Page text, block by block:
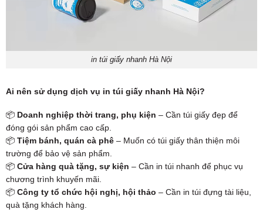
in túi giấy nhanh Hà Nội
Ai nên sử dụng dịch vụ in túi giấy nhanh Hà Nội?
📦 Doanh nghiệp thời trang, phụ kiện – Cần túi giấy đẹp để
đóng gói sản phẩm cao cấp.
📦 Tiệm bánh, quán cà phê– Muốn có túi giấy thân thiện môi
trường để bảo vệ sản phẩm.
📦 Cửa hàng quà tặng, sự kiện – Cần in túi nhanh để phục vụ
chương trình khuyến mãi.
📦 Công ty tổ chức hội nghị, hội thảo – Cần in túi đựng tài liệu,
quà tặng khách hàng.